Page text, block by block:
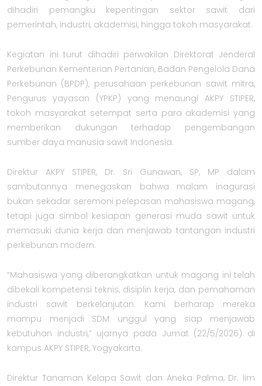
dihadiri pemangku kepentingan sektor sawit dari
pemerintah, industri, akademisi, hingga tokoh masyarakat.
Kegiatan ini turut dihadiri perwakilan Direktorat Jenderal
Perkebunan Kementerian Pertanian, Badan Pengelola Dana
Perkebunan (BPDP), perusahaan perkebunan sawit mitra,
Pengurus yayasan (YPKP) yang menaungi AKPY STIPER,
tokoh masyarakat setempat serta para akademisi yang
memberikan dukungan terhadap pengembangan
sumber daya manusia sawit Indonesia.
Direktur AKPY STIPER, Dr. Sri Gunawan, SP, MP dalam
sambutannya menegaskan bahwa malam inagurasi
bukan sekadar seremoni pelepasan mahasiswa magang,
tetapi juga simbol kesiapan generasi muda sawit untuk
memasuki dunia kerja dan menjawab tantangan industri
perkebunan modern.
“Mahasiswa yang diberangkatkan untuk magang ini telah
dibekali kompetensi teknis, disiplin kerja, dan pemahaman
industri sawit berkelanjutan. Kami berharap mereka
mampu menjadi SDM unggul yang siap menjawab
kebutuhan industri,” ujarnya pada Jumat (22/5/2026) di
kampus AKPY STIPER, Yogyakarta.
Direktur Tanaman Kelapa Sawit dan Aneka Palma, Dr. Iim